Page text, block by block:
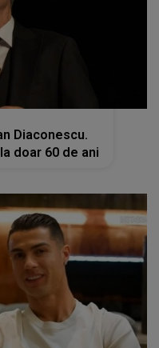
Diaconescu.
doar 60 de ani